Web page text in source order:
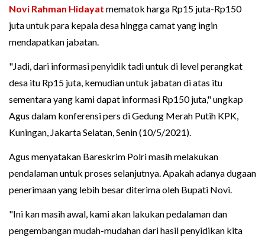
Novi Rahman Hidayat mematok harga Rp15 juta-Rp150
juta untuk para kepala desa hingga camat yang ingin
mendapatkan jabatan.
"Jadi, dari informasi penyidik tadi untuk di level perangkat
desa itu Rp15 juta, kemudian untuk jabatan di atas itu
sementara yang kami dapat informasi Rp150 juta," ungkap
Agus dalam konferensi pers di Gedung Merah Putih KPK,
Kuningan, Jakarta Selatan, Senin (10/5/2021).
Agus menyatakan Bareskrim Polri masih melakukan
pendalaman untuk proses selanjutnya. Apakah adanya dugaan
penerimaan yang lebih besar diterima oleh Bupati Novi.
"Ini kan masih awal, kami akan lakukan pedalaman dan
pengembangan mudah-mudahan dari hasil penyidikan kita